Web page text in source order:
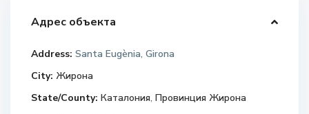
Адрес объекта
Address: Santa Eugènia, Girona
City: Жирона
State/County: Каталония,Провинция Жирона